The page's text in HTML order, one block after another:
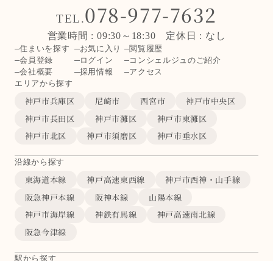
TEL.078-977-7632
営業時間 : 09:30～18:30 定休日 : なし
住まいを探す お気に入り
閲覧履歴
会員登録
ログイン
コンシェルジュのご紹介
会社概要
採用情報
アクセス
エリアから探す
神戸市兵庫区 尼崎市 西宮市
神戸市中央区
神戸市長田区
神戸市灘区
神戸市東灘区
神戸市北区
神戸市須磨区 神戸市垂水区
沿線から探す
東海道本線 神戸高速東西線
神戸市西神・山手線
阪急神戸本線
阪神本線
山陽本線
神戸市海岸線
神鉄有馬線
神戸高速南北線
阪急今津線
駅から探す